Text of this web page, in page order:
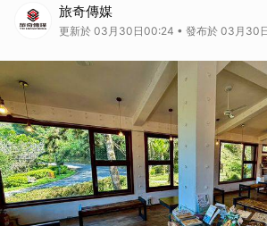
旅奇傳媒
更新於 03月30日00:24 • 發布於 03月30